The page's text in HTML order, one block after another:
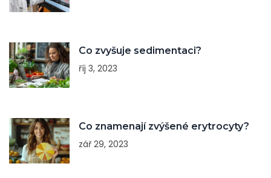
Co zvyšuje sedimentaci?
říj 3, 2023
Co znamenají zvýšené erytrocyty?
zář 29, 2023